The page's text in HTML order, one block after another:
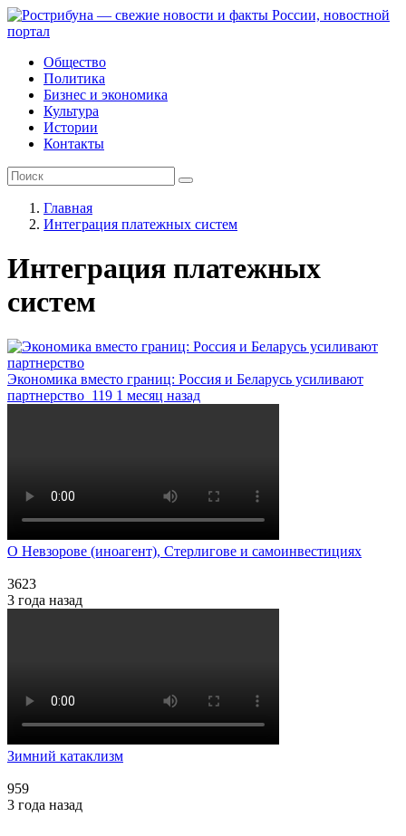
Общество
Политика
Бизнес и экономика
Культура
Истории
Контакты
Главная
Интеграция платежных систем
Интеграция платежных
систем
Экономика вместо границ: Россия и Беларусь усиливают
партнерство 119 1 месяц назад
О Невзорове (иноагент), Стерлигове и самоинвестициях
3623
3 года назад
Зимний катаклизм
959
3 года назад